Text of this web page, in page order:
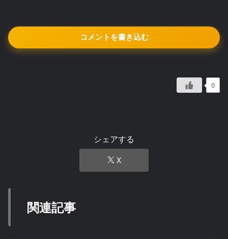
コメントを書き込む
0
シェアする
X
関連記事